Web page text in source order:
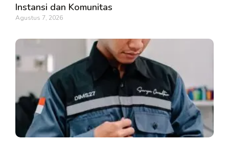
Instansi dan Komunitas
Agustus 7, 2026